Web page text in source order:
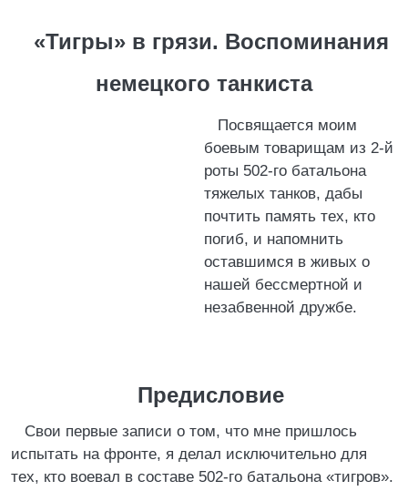
«Тигры» в грязи. Воспоминания
немецкого танкиста
Посвящается моим
боевым товарищам из 2-й
роты 502-го батальона
тяжелых танков, дабы
почтить память тех, кто
погиб, и напомнить
оставшимся в живых о
нашей бессмертной и
незабвенной дружбе.
Предисловие
Свои первые записи о том, что мне пришлось
испытать на фронте, я делал исключительно для
тех, кто воевал в составе 502-го батальона «тигров».